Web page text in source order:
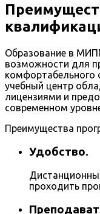
Образование в
возможности для
комфортабельного
учебный центр
лицензиями и
современном
Преимущества
Удобство.
проходить